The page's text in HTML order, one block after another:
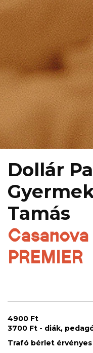
Dollár
Tamás
PREMIER
4900 Ft
3700 Ft - diák,
Trafó bérlet érvényes